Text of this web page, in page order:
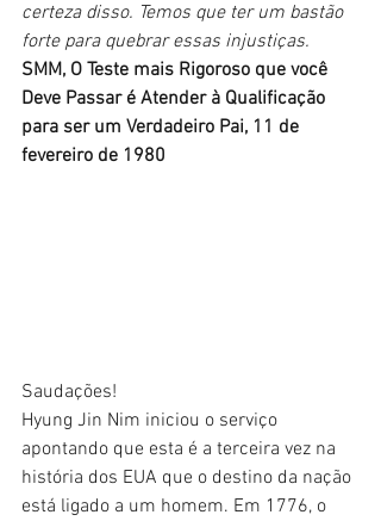
certeza disso. Temos que ter um bastão
forte para quebrar essas injustiças.
SMM, O Teste mais Rigoroso que você
Deve Passar é Atender à Qualificação
para ser um Verdadeiro Pai, 11 de
fevereiro de 1980
Saudações!
Hyung Jin Nim iniciou o serviço
apontando que esta é a terceira vez na
história dos EUA que o destino da nação
está ligado a um homem. Em 1776, o